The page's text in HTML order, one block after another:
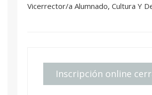
Vicerrector/a Alumnado, Cultura Y
Inscripción online